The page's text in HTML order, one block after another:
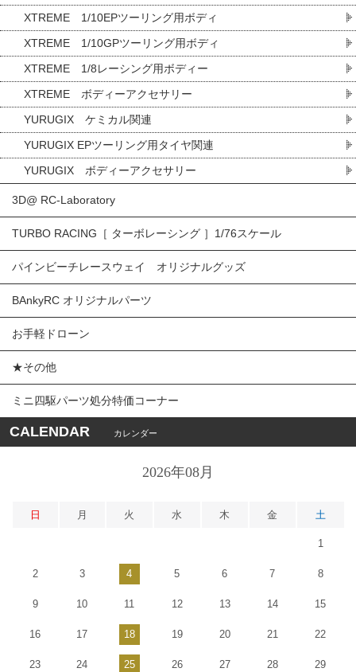
XTREME 1/10EPツーリング用ボディ
XTREME 1/10GPツーリング用ボディ
XTREME 1/8レーシング用ボディー
XTREME ボディーアクセサリー
YURUGIX ケミカル関連
YURUGIX EPツーリング用タイヤ関連
YURUGIX ボディーアクセサリー
3D@ RC-Laboratory
TURBO RACING［ ターボレーシング ］1/76スケール
パインビーチレースウェイ オリジナルグッズ
BAnkyRC オリジナルパーツ
お手軽ドローン
★その他
ミニ四駆パーツ処分特価コーナー
CALENDAR カレンダー
2026年08月
日 月 火 水 木 金 土
1
2 3 4 5 6 7 8
9 10 11 12 13 14 15
16 17 18 19 20 21 22
23 24 25 26 27 28 29